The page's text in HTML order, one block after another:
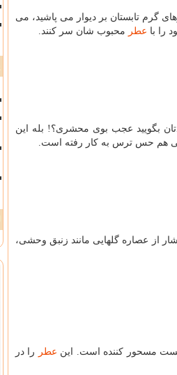
گرم تابستان بر دیوار می پاشید، می
عطر محبوب شان سر كنند.
بگویید عجب بوی محشری؟! بله این
هم حس ترس به كار رفته است.
از عصاره گلهایی مانند زنبق وحشی،
مسحور كننده است. این عطر
را در